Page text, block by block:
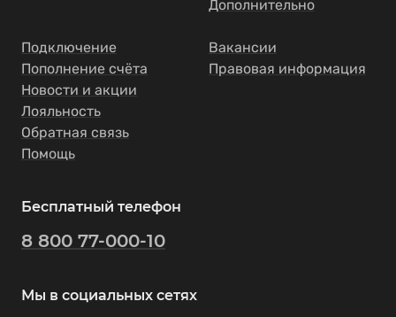
Дополнительно
Подключение
Пополнение счёта
Новости и акции
Лояльность
Обратная связь
Помощь
Вакансии
Правовая информация
Бесплатный телефон
8 800 77-000-10
Мы в социальных сетях